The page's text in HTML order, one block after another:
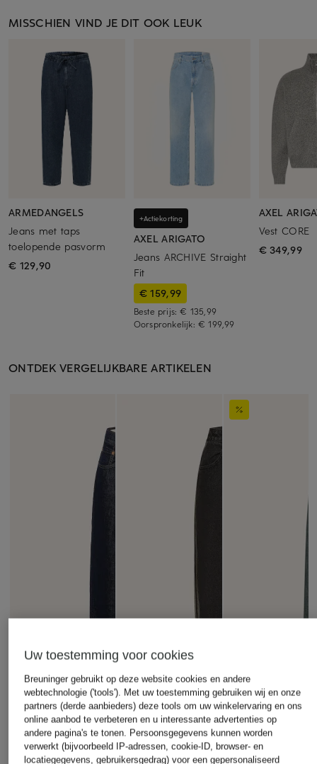
MISSCHIEN VIND JE DIT OOK LEUK
ARMEDANGELS
Jeans met taps
toelopende pasvorm
€ 129,90
+Actiekorting
AXEL ARIGATO
Jeans ARCHIVE Straight
Fit
€ 159,99
Beste prijs:€ 135,99
Oorspronkelijk: € 199,99
AXEL
Vest CORE
€ 349,99
ONTDEK VERGELIJKBARE ARTIKELEN
Uw toestemming voor cookies
Breuninger gebruikt op deze website cookies en andere
webtechnologie ('tools'). Met uw toestemming gebruiken wij en onze
partners (derde aanbieders) deze tools om uw winkelervaring en ons
online aanbod te verbeteren en u interessante advertenties op
andere pagina's te tonen. Persoonsgegevens kunnen worden
verwerkt (bijvoorbeeld IP-adressen, cookie-ID, browser- en
locatiegegevens, gebruikersgedrag) voor een gepersonaliseerd